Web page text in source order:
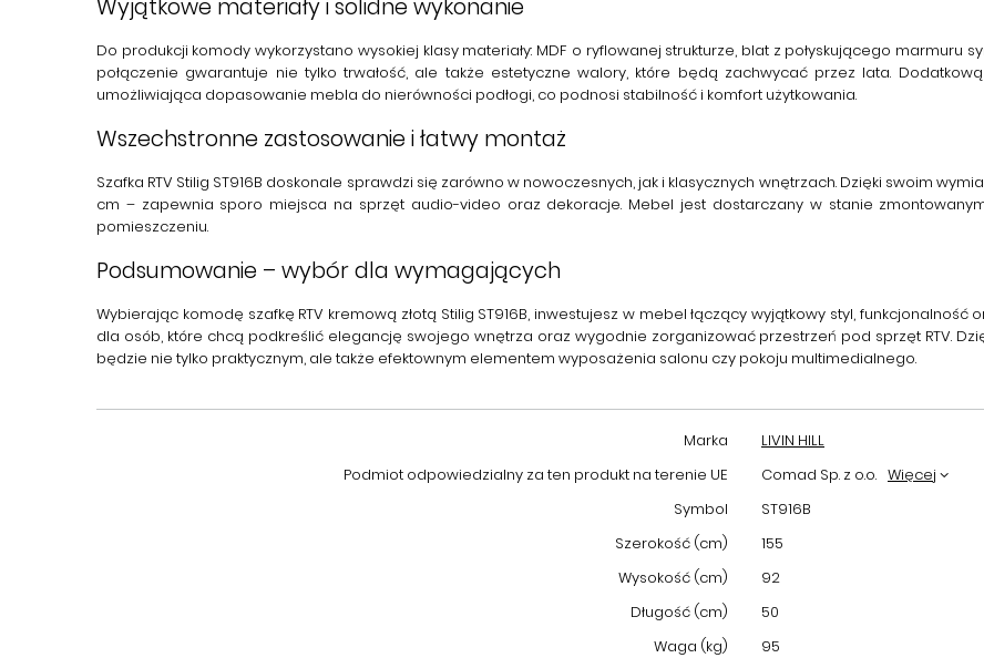
Wyjątkowe materiały i solidne wykonanie
Do produkcji komody wykorzystano wysokiej klasy materiały: MDF o ryflowanej strukturze, blat z połyskującego marmuru
połączenie gwarantuje nie tylko trwałość, ale także estetyczne walory, które będą zachwycać przez lata.
umożliwiająca dopasowanie mebla do nierówności podłogi, co podnosi stabilność i komfort użytkowania.
Wszechstronne zastosowanie i łatwy montaż
Szafka RTV Stilig ST916B doskonale sprawdzi się zarówno w nowoczesnych, jak i klasycznych wnętrzach. Dzięki swoim
cm – zapewnia sporo miejsca na sprzęt audio-video oraz dekoracje. Mebel jest dostarczany w stanie
pomieszczeniu.
Podsumowanie – wybór dla wymagających
Wybierając komodę szafkę RTV kremową złotą Stilig ST916B, inwestujesz w mebel łączący wyjątkowy styl, funkcjonalność
dla osób, które chcą podkreślić elegancję swojego wnętrza oraz wygodnie zorganizować przestrzeń pod sprzęt RTV.
będzie nie tylko praktycznym, ale także efektownym elementem wyposażenia salonu czy pokoju multimedialnego.
Marka
LIVIN HILL
Podmiot odpowiedzialny za ten produkt na terenie UE
Comad Sp. z o.o. Więcej
Symbol
ST916B
Szerokość (cm)
155
Wysokość (cm)
92
Długość (cm)
50
Waga (kg)
95